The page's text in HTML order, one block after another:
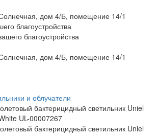
дом 4/Б, помещение 14/1
благоустройства
благоустройства
дом 4/Б, помещение 14/1
и облучатели
бактерицидный светильник Uniel
UL-00007267
бактерицидный светильник Uniel